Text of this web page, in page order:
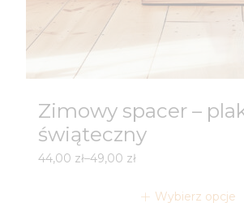
Zimowy spacer –
świąteczny
44,00 zł–49,00 zł
Zakres
Wybierz opcje